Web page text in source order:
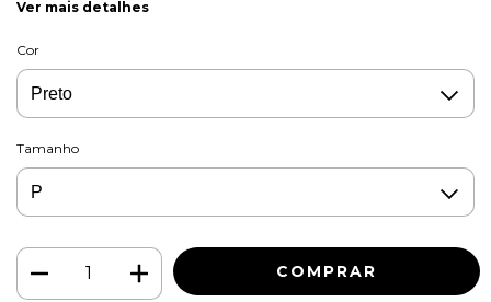
Ver mais detalhes
Cor
Tamanho